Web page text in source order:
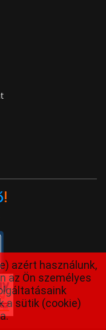
azért használunk,
az Ön személyes
a sütik (cookie)